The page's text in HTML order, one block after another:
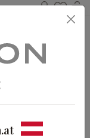
Du
vereinen sich